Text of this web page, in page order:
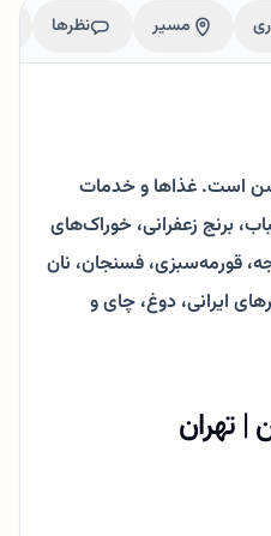
مسیر نظرها
است. غذاها و خدمات
برنج زعفرانی، خوراک‌های
قورمه‌سبزی، فسنجان، نان
ایرانی، دوغ، چای و
| تهران